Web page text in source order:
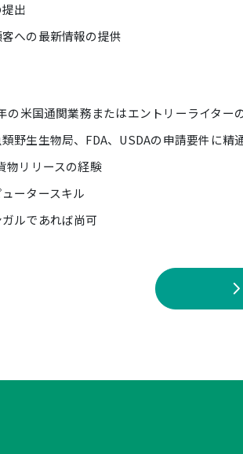
出
への最新情報の提供
の米国通関業務またはエントリーライター
野生生物局、FDA、USDAの申請要件に精
物リリースの経験
ータースキル
ルであれば尚可